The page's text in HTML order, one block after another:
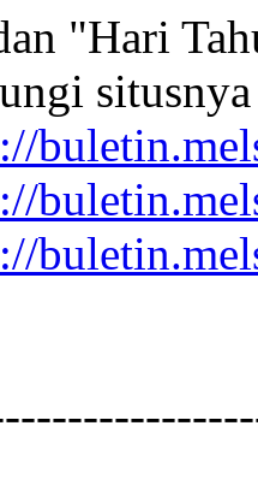
"Hari